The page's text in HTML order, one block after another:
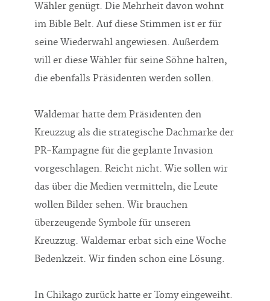
Wähler genügt. Die Mehrheit davon wohnt
im Bible Belt. Auf diese Stimmen ist er für
seine Wiederwahl angewiesen. Außerdem
will er diese Wähler für seine Söhne halten,
die ebenfalls Präsidenten werden sollen.
Waldemar hatte dem Präsidenten den
Kreuzzug als die strategische Dachmarke der
PR-Kampagne für die geplante Invasion
vorgeschlagen. Reicht nicht. Wie sollen wir
das über die Medien vermitteln, die Leute
wollen Bilder sehen. Wir brauchen
überzeugende Symbole für unseren
Kreuzzug. Waldemar erbat sich eine Woche
Bedenkzeit. Wir finden schon eine Lösung.
In Chikago zurück hatte er Tomy eingeweiht.